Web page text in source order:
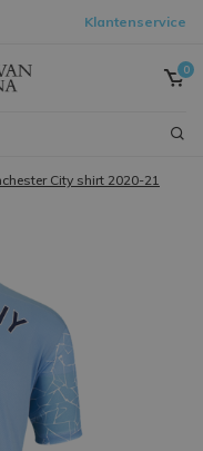
Klantenservice
0
City shirt 2020-21